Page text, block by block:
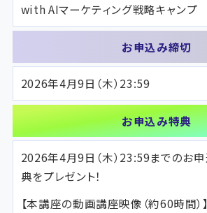
with AIマーケティング戦略キャンプ
お申込み締切
2026年4月9日（木）23:59
お申込み特典
2026年4月9日（木）23:59までのお
典をプレゼント！
【本講座の動画講座映像（約60時間）】